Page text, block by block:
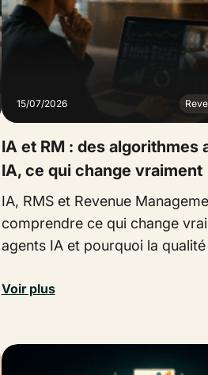
15/07/2026
IA et RM : des algorithmes
IA, ce qui change vraiment
IA, RMS et Revenue
comprendre ce qui change
agents IA et pourquoi la qualité
Voir plus